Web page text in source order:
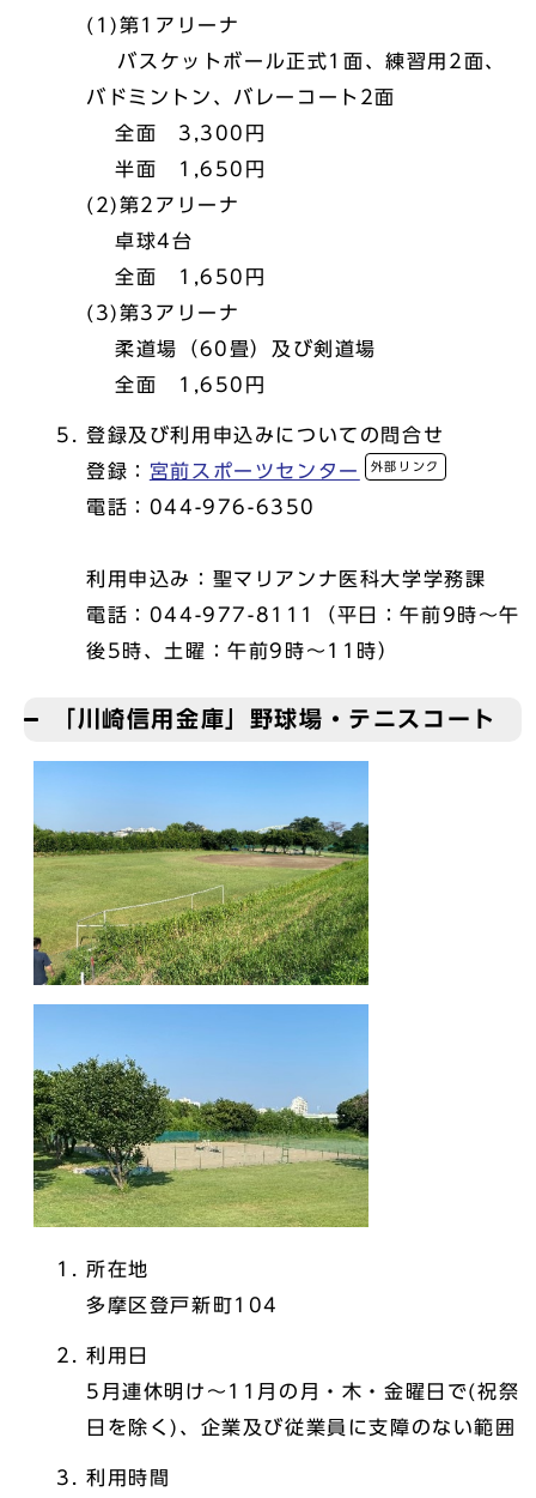
(1)第1アリーナ
バスケットボール正式1面、練習用2面、
バドミントン、バレーコート2面
全面 3,300円
半面 1,650円
(2)第2アリーナ
卓球4台
全面 1,650円
(3)第3アリーナ
柔道場（60畳）及び剣道場
全面 1,650円
登録及び利用申込みについての問合せ
登録： 宮前スポーツセンター 外部リンク
電話：044-976-6350
利用申込み：聖マリアンナ医科大学学務課
電話：044-977-8111（平日：午前9時～午
後5時、土曜：午前9時～11時）
「川崎信用金庫」野球場・テニスコート
所在地
多摩区登戸新町104
利用日
5月連休明け～11月の月・木・金曜日で(祝祭
日を除く)、企業及び従業員に支障のない範囲
利用時間